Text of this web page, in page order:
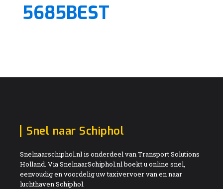
5685BEST
Snel naar Schiphol
Snelnaarschiphol.nl is onderdeel van Transport Solutions
Holland. Via SnelnaarSchiphol.nl boekt u online snel,
eenvoudig en voordelig uw taxivervoer van en naar
luchthaven Schiphol.